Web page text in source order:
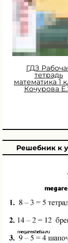
ГДЗ
тетрадь
математика 1
Кочурова
Решебник к